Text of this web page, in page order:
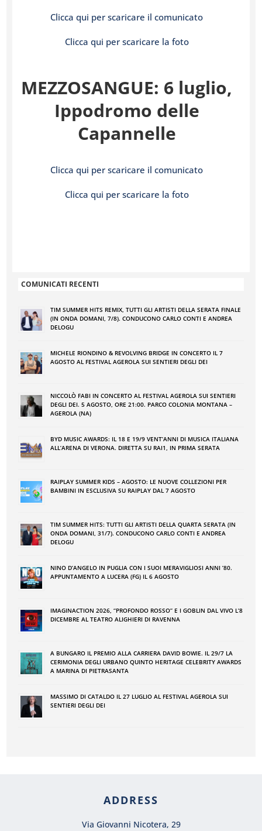
Clicca qui per scaricare il comunicato
Clicca qui per scaricare la foto
MEZZOSANGUE: 6 luglio,
Ippodromo delle
Capannelle
Clicca qui per scaricare il comunicato
Clicca qui per scaricare la foto
COMUNICATI RECENTI
TIM SUMMER HITS REMIX, TUTTI GLI ARTISTI DELLA SERATA FINALE
(IN ONDA DOMANI, 7/8). CONDUCONO CARLO CONTI E ANDREA
DELOGU
MICHELE RIONDINO & REVOLVING BRIDGE IN CONCERTO IL 7
AGOSTO AL FESTIVAL AGEROLA SUI SENTIERI DEGLI DEI
NICCOLÒ FABI IN CONCERTO AL FESTIVAL AGEROLA SUI SENTIERI
DEGLI DEI. 5 AGOSTO, ORE 21:00. PARCO COLONIA MONTANA –
AGEROLA (NA)
BYD MUSIC AWARDS: IL 18 E 19/9 VENT’ANNI DI MUSICA ITALIANA
ALL’ARENA DI VERONA. DIRETTA SU RAI1, IN PRIMA SERATA
RAIPLAY SUMMER KIDS – AGOSTO: LE NUOVE COLLEZIONI PER
BAMBINI IN ESCLUSIVA SU RAIPLAY DAL 7 AGOSTO
TIM SUMMER HITS: TUTTI GLI ARTISTI DELLA QUARTA SERATA (IN
ONDA DOMANI, 31/7). CONDUCONO CARLO CONTI E ANDREA
DELOGU
NINO DʼANGELO IN PUGLIA CON I SUOI MERAVIGLIOSI ANNI ʼ80.
APPUNTAMENTO A LUCERA (FG) IL 6 AGOSTO
IMAGINACTION 2026, “PROFONDO ROSSO” E I GOBLIN DAL VIVO L’8
DICEMBRE AL TEATRO ALIGHIERI DI RAVENNA
A BUNGARO IL PREMIO ALLA CARRIERA DAVID BOWIE. IL 29/7 LA
CERIMONIA DEGLI URBANO QUINTO HERITAGE CELEBRITY AWARDS
A MARINA DI PIETRASANTA
MASSIMO DI CATALDO IL 27 LUGLIO AL FESTIVAL AGEROLA SUI
SENTIERI DEGLI DEI
ADDRESS
Via Giovanni Nicotera, 29